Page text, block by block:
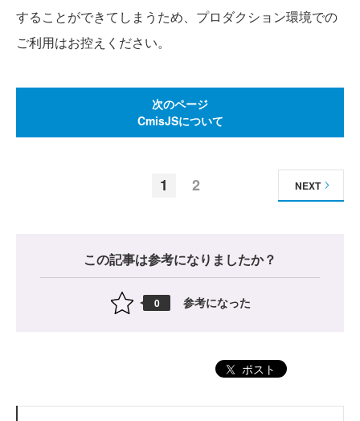
することができてしまうため、プロダクション環境での
ご利用はお控えください。
次のページ
CmisJSについて
1 2 NEXT
この記事は参考になりましたか？
0 参考になった
ポスト